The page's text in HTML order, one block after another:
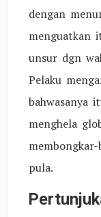
dengan
menguatkan
unsur dgn
Pelaku
bahwasanya
menghela
pula.